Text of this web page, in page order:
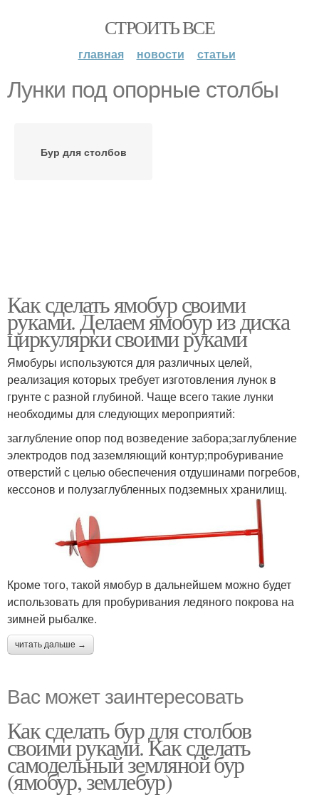
СТРОИТЬ ВСЕ
главная новости статьи
Лунки под опорные столбы
Бур для столбов
Как сделать ямобур своими
руками. Делаем ямобур из диска
циркулярки своими руками
Ямобуры используются для различных целей,
реализация которых требует изготовления лунок в
грунте с разной глубиной. Чаще всего такие лунки
необходимы для следующих мероприятий:
заглубление опор под возведение забора;заглубление
электродов под заземляющий контур;пробуривание
отверстий с целью обеспечения отдушинами погребов,
кессонов и полузаглубленных подземных хранилищ.
Кроме того, такой ямобур в дальнейшем можно будет
использовать для пробуривания ледяного покрова на
зимней рыбалке.
читать дальше →
Вас может заинтересовать
Как сделать бур для столбов
своими руками. Как сделать
самодельный земляной бур
(ямобур, землебур)